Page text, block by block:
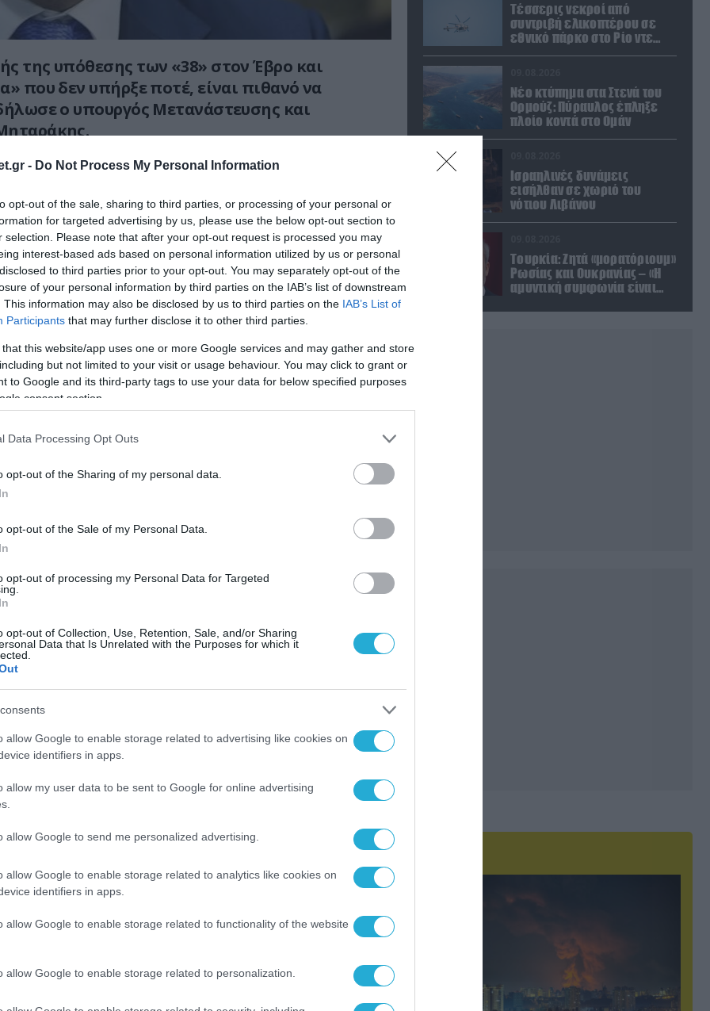
- Do Not Process My Personal Information
opt-out of the sale, sharing to third parties, or processing of your personal or
for targeted advertising by us, please use the below opt-out section to
selection. Please note that after your opt-out request is processed you may
interest-based ads based on personal information utilized by us or personal
to third parties prior to your opt-out. You may separately opt-out of the
of your personal information by third parties on the IAB’s list of downstream
This information may also be disclosed by us to third parties on the IAB’s List of
Participants that may further disclose it to other third parties.
that this website/app uses one or more Google services and may gather and store
but not limited to your visit or usage behaviour. You may click to grant or
to Google and its third-party tags to use your data for below specified purposes
consent section.
Data Processing Opt Outs
opt-out of the Sharing of my personal data.
opt-out of the Sale of my Personal Data.
opt-out of processing my Personal Data for Targeted
opt-out of Collection, Use, Retention, Sale, and/or Sharing
Data that Is Unrelated with the Purposes for which it
allow Google to enable storage related to advertising like cookies on
identifiers in apps.
allow my user data to be sent to Google for online advertising
allow Google to send me personalized advertising.
allow Google to enable storage related to analytics like cookies on
identifiers in apps.
allow Google to enable storage related to functionality of the website
allow Google to enable storage related to personalization.
της υπόθεσης των «38» στον Έβρο και
που δεν υπήρξε ποτέ, είναι πιθανό να
ο υπουργός Μετανάστευσης και
στοpronews.gr
ΑΡΘΡΟ
Τέσσερις νεκροί από
συντριβή ελικοπτέρου σε
εθνικό πάρκο στο Ρίο ντε
Τζανέιρο (βίντεο)
Νέο κτύπημα στα Στενά του
Ορμούζ: Πύραυλος έπληξε
πλοίο κοντά στο Ομάν
Ισραηλινές δυνάμεις
εισήλθαν σε χωριό του
νότιου Λιβάνου
Τουρκία: Ζητά «μορατόριουμ»
Ρωσίας και Ουκρανίας – «Η
αμυντική συμφωνία είναι
(upd)